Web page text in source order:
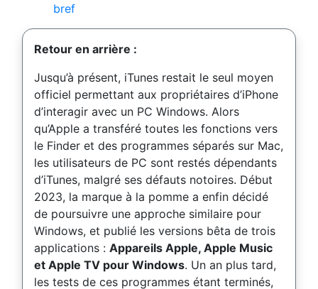
bref
Retour en arrière :
Jusqu’à présent, iTunes restait le seul moyen
officiel permettant aux propriétaires d’iPhone
d’interagir avec un PC Windows. Alors
qu’Apple a transféré toutes les fonctions vers
le Finder et des programmes séparés sur Mac,
les utilisateurs de PC sont restés dépendants
d’iTunes, malgré ses défauts notoires. Début
2023, la marque à la pomme a enfin décidé
de poursuivre une approche similaire pour
Windows, et publié les versions bêta de trois
applications : Appareils Apple, Apple Music
et Apple TV pour Windows. Un an plus tard,
les tests de ces programmes étant terminés,